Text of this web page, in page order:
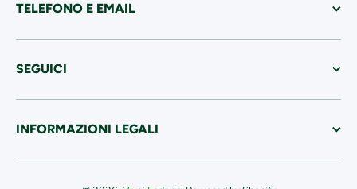
TELEFONO E EMAIL
SEGUICI
INFORMAZIONI LEGALI